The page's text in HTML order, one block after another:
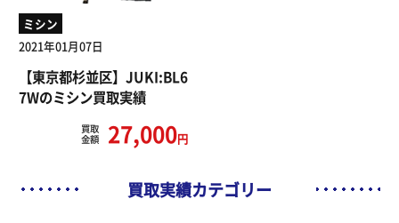
ミシン
2021年01月07日
【東京都杉並区】JUKI:BL6
7Wのミシン買取実績
買取
金額
27,000円
買取実績カテゴリー